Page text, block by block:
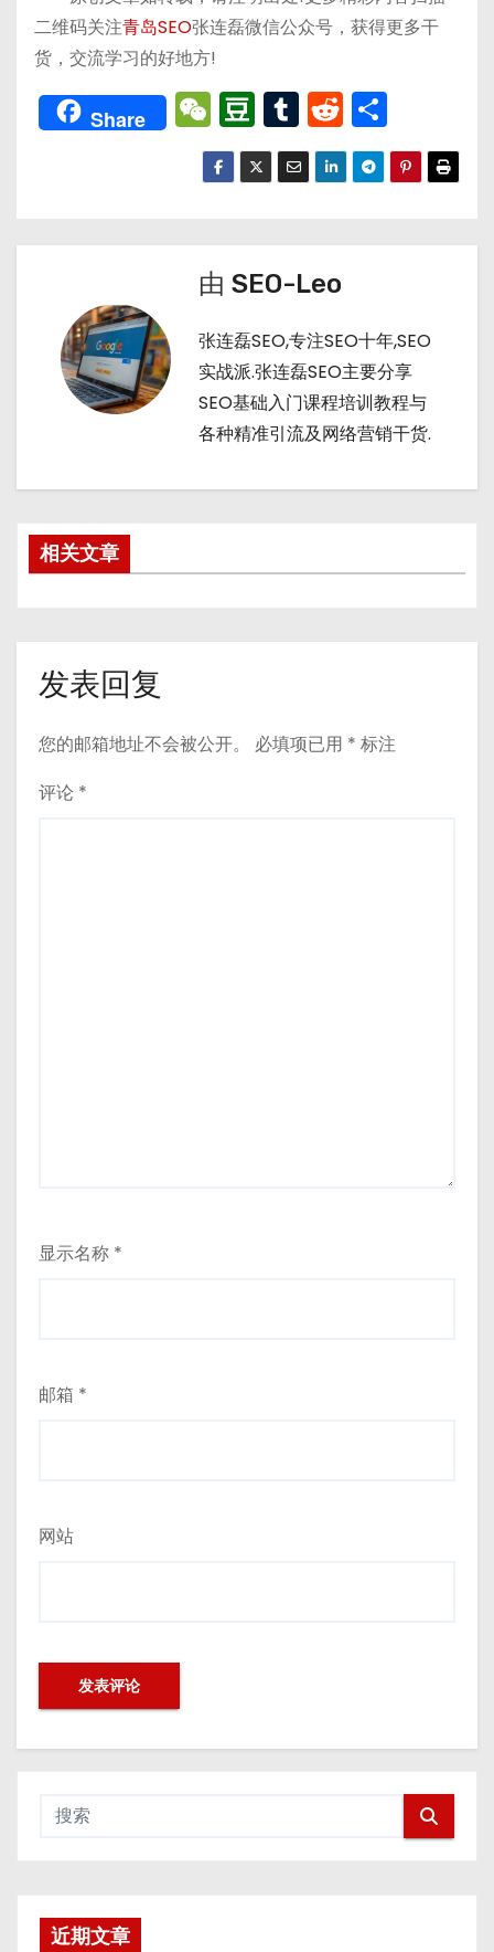
二维码关注青岛SEO张连磊微信公众号，获得更多干
货，交流学习的好地方!
Share W
e
C
a
t
D
o
u
a
n
T
u
m
r
R
e
d
t
享
由 SEO-Leo
张连磊SEO,专注SEO十年,SEO
实战派.张连磊SEO主要分享
SEO基础入门课程培训教程与
各种精准引流及网络营销干货.
相关文章
发表回复
您的邮箱地址不会被公开。 必填项已用 * 标注
评论 *
显示名称 *
邮箱 *
网站
近期文章